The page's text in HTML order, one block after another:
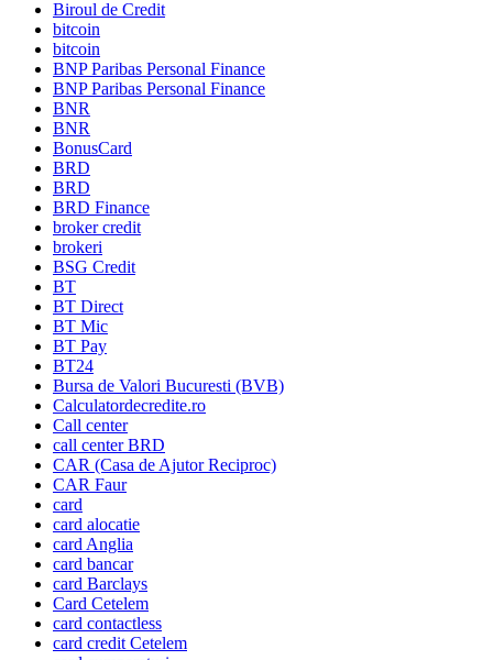
Biroul de Credit
bitcoin
bitcoin
BNP Paribas Personal Finance
BNP Paribas Personal Finance
BNR
BNR
BonusCard
BRD
BRD
BRD Finance
broker credit
brokeri
BSG Credit
BT
BT Direct
BT Mic
BT Pay
BT24
Bursa de Valori Bucuresti (BVB)
Calculatordecredite.ro
Call center
call center BRD
CAR (Casa de Ajutor Reciproc)
CAR Faur
card
card alocatie
card Anglia
card bancar
card Barclays
Card Cetelem
card contactless
card credit Cetelem